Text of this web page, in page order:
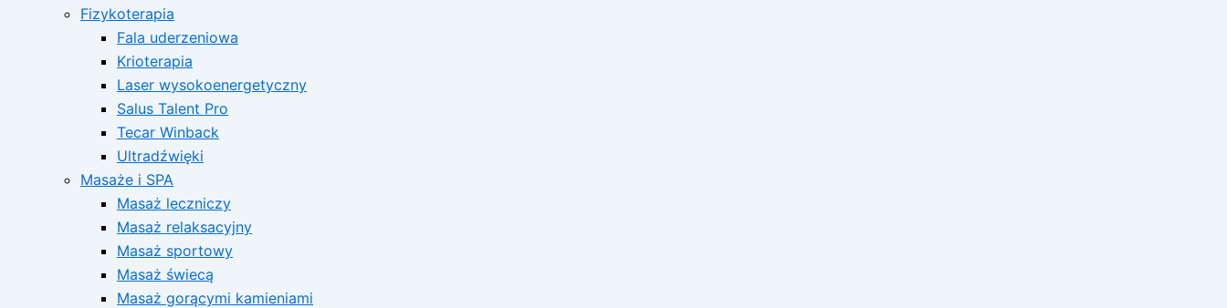
Fizykoterapia
Fala uderzeniowa
Krioterapia
Laser wysokoenergetyczny
Salus Talent Pro
Tecar Winback
Ultradźwięki
Masaże i SPA
Masaż leczniczy
Masaż relaksacyjny
Masaż sportowy
Masaż świecą
Masaż gorącymi kamieniami